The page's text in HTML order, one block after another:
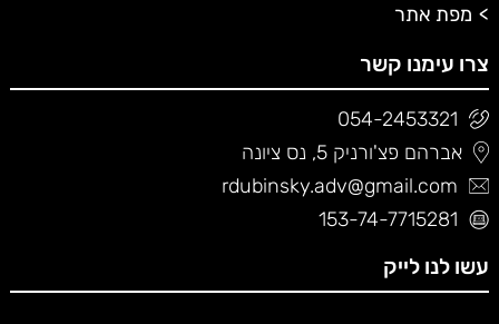
מפת אתר
צרו עימנו קשר
054-2453321
אברהם פצ'ורניק 5, נס ציונה
rdubinsky.adv@gmail.com
153-74-7715281
עשו לנו לייק